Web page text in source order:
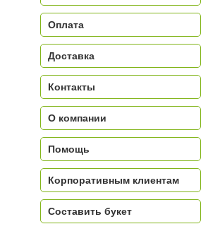
Оплата
Доставка
Контакты
О компании
Помощь
Корпоративным клиентам
Составить букет